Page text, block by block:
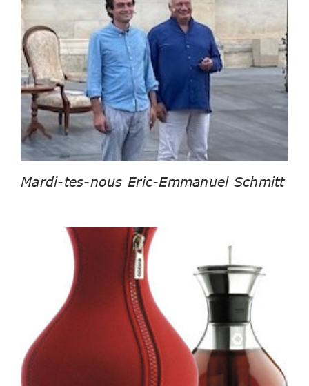
Mardi-tes-nous Eric-Emmanuel Schmitt